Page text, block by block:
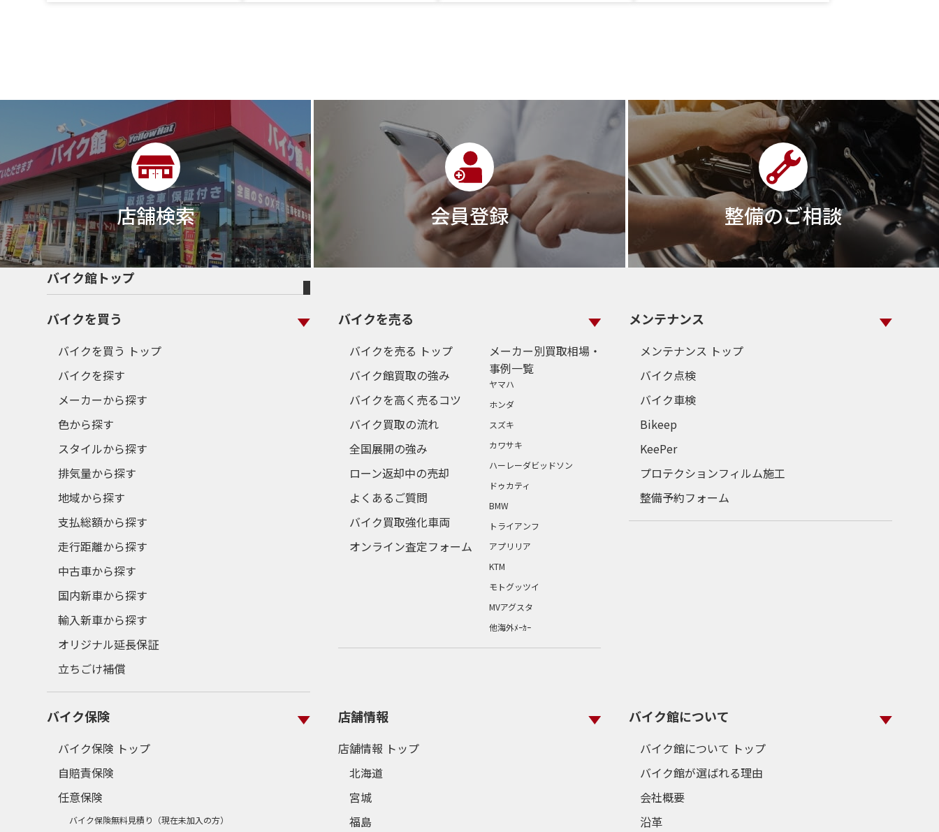
店舗検索 会員登録 整備のご相談
バイク館トップ
バイクを買う
バイクを買う トップ
バイクを探す
メーカーから探す
色から探す
スタイルから探す
排気量から探す
地域から探す
支払総額から探す
走行距離から探す
中古車から探す
国内新車から探す
輸入新車から探す
オリジナル延長保証
立ちごけ補償
バイクを売る
バイクを売る トップ
バイク館買取の強み
バイクを高く売るコツ
バイク買取の流れ
全国展開の強み
ローン返却中の売却
よくあるご質問
バイク買取強化車両
オンライン査定フォーム
メーカー別買取相場・
事例一覧
ヤマハ
ホンダ
スズキ
カワサキ
ハーレーダビッドソン
ドゥカティ
BMW
トライアンフ
アプリリア
KTM
モトグッツイ
MVアグスタ
他海外ﾒｰｶｰ
メンテナンス
メンテナンス トップ
バイク点検
バイク車検
Bikeep
KeePer
プロテクションフィルム施工
整備予約フォーム
バイク保険
バイク保険 トップ
自賠責保険
任意保険
バイク保険無料見積り（現在未加入の方）
店舗情報
店舗情報 トップ
北海道
宮城
福島
バイク館について
バイク館について トップ
バイク館が選ばれる理由
会社概要
沿革